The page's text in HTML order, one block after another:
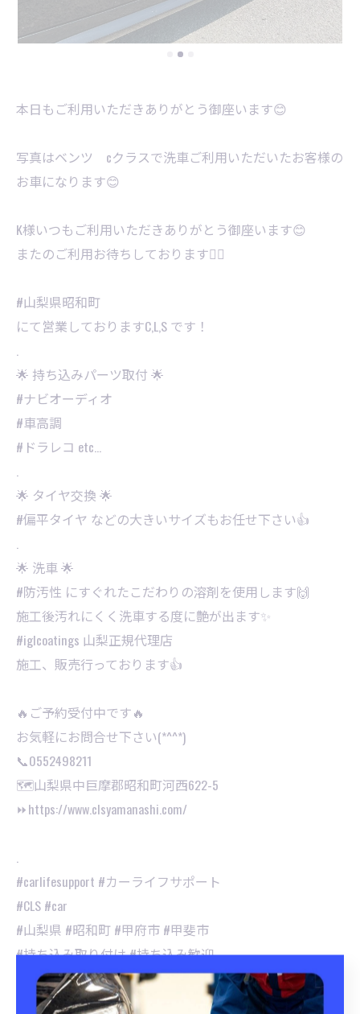
本日もご利用いただきありがとう御座います😊
写真はベンツ cクラスで洗車ご利用いただいたお客様の
お車になります😊
K様いつもご利用いただきありがとう御座います😊
またのご利用お待ちしております🙇‍♂️
#山梨県昭和町
にて営業しておりますC,L,S です！
🌟 持ち込みパーツ取付 🌟
#ナビオーディオ
#車高調
#ドラレコ etc…
🌟 タイヤ交換 🌟
#偏平タイヤ などの大きいサイズもお任せ下さい👍
🌟 洗車 🌟
#防汚性 にすぐれたこだわりの溶剤を使用します🙌
施工後汚れにくく洗車する度に艶が出ます✨
⁡#iglcoatings 山梨正規代理店
施工、販売行っております👍
🔥ご予約受付中です🔥
お気軽にお問合せ下さい(*^^*)⁡
📞0552498211
🗺山梨県中巨摩郡昭和町河西622-5
⏩https://www.clsyamanashi.com/
#carlifesupport #カーライフサポート
#CLS #car
#山梨県 #昭和町 #甲府市 #甲斐市
#持ち込み取り付け #持ち込み歓迎
#持ち込みパーツ取付 #カーパーツ
#持ち込みタイヤ交換 #持ち込みナビ取付